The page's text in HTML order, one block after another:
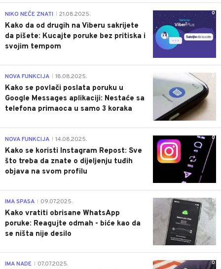
0
NIKO NEĆE ZNATI 21.08.2025.
Kako da od drugih na Viberu sakrijete
da pišete: Kucajte poruke bez pritiska i
svojim tempom
0
NOVA FUNKCIJA 18.08.2025.
Kako se povlači poslata poruku u
Google Messages aplikaciji: Nestaće sa
telefona primaoca u samo 3 koraka
0
NOVA FUNKCIJA 14.08.2025.
Kako se koristi Instagram Repost: Sve
što treba da znate o dijeljenju tuđih
objava na svom profilu
0
IMA SPASA 09.07.2025.
Kako vratiti obrisane WhatsApp
poruke: Reagujte odmah - biće kao da
se ništa nije desilo
0
IMA NADE 07.07.2025.